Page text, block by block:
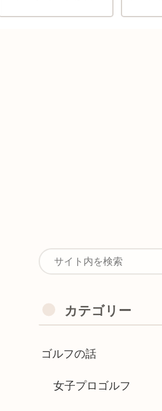
ね、カートにおしぼり
ゴリラ
カテゴリー
ゴルフの話
女子プロゴルフ